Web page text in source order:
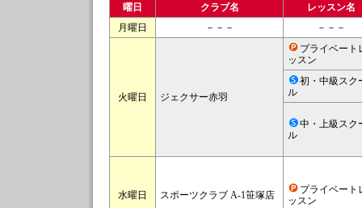
曜日 クラブ名
レッスン名
月曜日
－－－ －－－
火曜日 ジェクサー赤羽
プライベート
ッスン
初・中級スク
ル
中・上級スク
ル
水曜日 スポーツクラブ A-1笹塚店
プライベート
ッスン